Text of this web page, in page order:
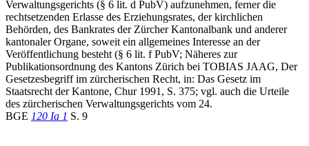
Verwaltungsgerichts (§ 6 lit. d PubV) aufzunehmen, ferner die
rechtsetzenden Erlasse des Erziehungsrates, der kirchlichen
Behörden, des Bankrates der Zürcher Kantonalbank und anderer
kantonaler Organe, soweit ein allgemeines Interesse an der
Veröffentlichung besteht (§ 6 lit. f PubV; Näheres zur
Publikationsordnung des Kantons Zürich bei TOBIAS JAAG, Der
Gesetzesbegriff im zürcherischen Recht, in: Das Gesetz im
Staatsrecht der Kantone, Chur 1991, S. 375; vgl. auch die Urteile
des zürcherischen Verwaltungsgerichts vom 24.
BGE 120 Ia 1 S. 9